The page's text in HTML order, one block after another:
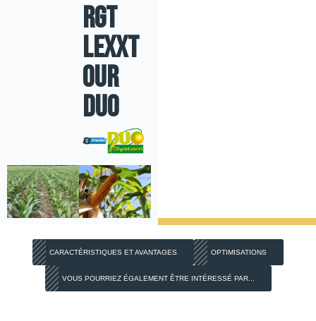
RGT
LEXXT
OUR
DUO
CARACTÉRISTIQUES ET AVANTAGES OPTIMISATIONS
VOUS POURRIEZ ÉGALEMENT ÊTRE INTÉRESSÉ PAR...